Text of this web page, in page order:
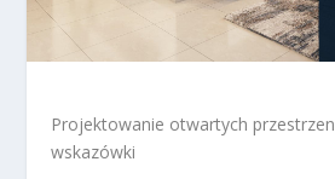
Projektowanie otwartych
wskazówki